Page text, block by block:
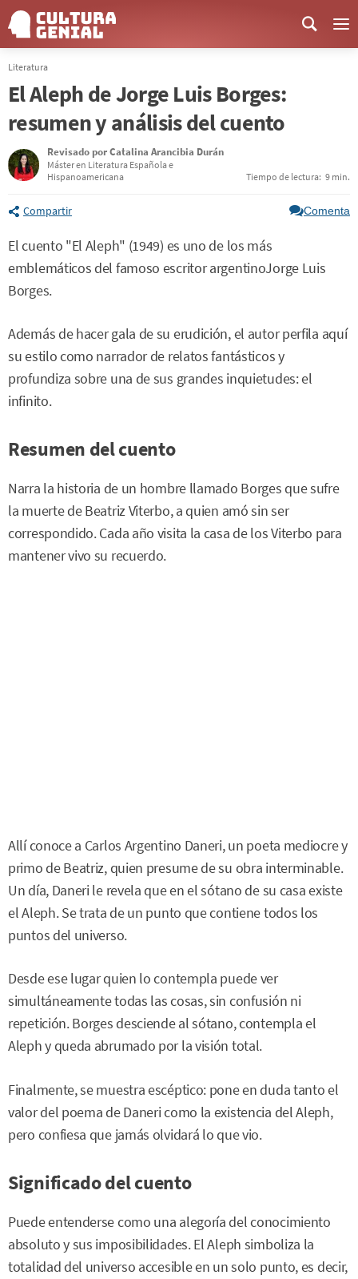
Literatura
El Aleph de Jorge Luis Borges:
resumen y análisis del cuento
Revisado porCatalina Arancibia Durán
Máster en Literatura Española e
Hispanoamericana
Tiempo de lectura: 9 min.
Compartir Comenta
El cuento "El Aleph" (1949) es uno de los más
emblemáticos del famoso escritor argentinoJorge Luis
Borges.
Además de hacer gala de su erudición, el autor perfila aquí
su estilo como narrador de relatos fantásticos y
profundiza sobre una de sus grandes inquietudes: el
infinito.
Resumen del cuento
Narra la historia de un hombre llamado Borges que sufre
la muerte de Beatriz Viterbo, a quien amó sin ser
correspondido. Cada año visita la casa de los Viterbo para
mantener vivo su recuerdo.
Allí conoce a Carlos Argentino Daneri, un poeta mediocre y
primo de Beatriz, quien presume de su obra interminable.
Un día, Daneri le revela que en el sótano de su casa existe
el Aleph. Se trata de un punto que contiene todos los
puntos del universo.
Desde ese lugar quien lo contempla puede ver
simultáneamente todas las cosas, sin confusión ni
repetición. Borges desciende al sótano, contempla el
Aleph y queda abrumado por la visión total.
Finalmente, se muestra escéptico: pone en duda tanto el
valor del poema de Daneri como la existencia del Aleph,
pero confiesa que jamás olvidará lo que vio.
Significado del cuento
Puede entenderse como una alegoría del conocimiento
absoluto y sus imposibilidades. El Aleph simboliza la
totalidad del universo accesible en un solo punto, es decir,